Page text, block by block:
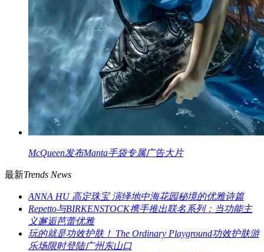
McQueen发布Manta手袋专属广告大片
最新Trends News
ANNA HU 高定珠宝 演绎地中海花园秘境的优雅诗篇
Repetto与BIRKENSTOCK携手推出联名系列：当功能主
义邂逅芭蕾优雅
玩的就是功效护肤！ The Ordinary Playground功效护肤游
乐场限时登陆广州东山口